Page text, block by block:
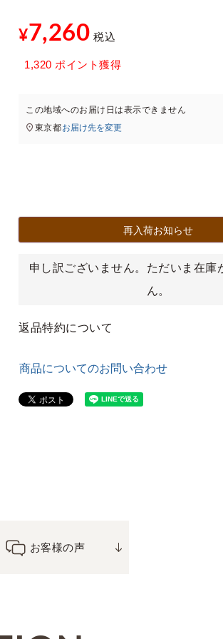
¥7,260 税込
1,320 ポイント獲得
この地域へのお届け日は表示できません
東京都お届け先を変更
再入荷お知らせ
申し訳ございません。ただいま在庫
ん。
返品特約について
商品についてのお問い合わせ
お客様の声